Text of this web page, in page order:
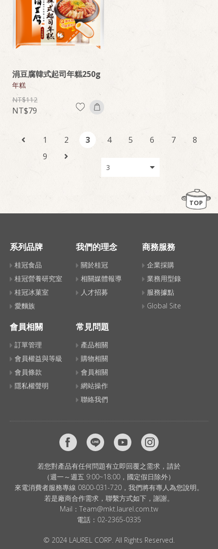
涓豆腐韓式起司年糕250g
年糕
112
79
1 2 3 4 5 6 7
8
9
TOP
系列品牌
桂冠食品
桂冠營養研究室
桂冠冰菓室
愛麵族
我們的理念
關於桂冠
相關媒體報導
人才招募
商務服務
企業採購
業務用型錄
服務據點
Global Site
會員相關
訂單管理
會員權益與等級
會員條款
隱私權聲明
常見問題
產品相關
購物相關
會員相關
網站操作
聯絡我們
若您對產品有任何問題有立即回覆之需求，請於
（週一～週五 9:00~18:00，國定假日除外）
來電消費者服務專線 0800-031-720，我們將有專人為您說明。
若是廠商合作需求，聯繫方式如下，謝謝。
Mail： Team@mkt.laurel.com.tw
電話： 02-2365-0335
© 2024 LAUREL CORP. All Rights Reserved.